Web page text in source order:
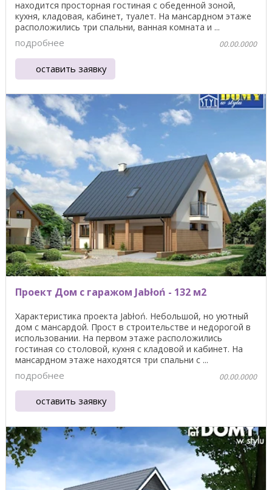
находится просторная гостиная с обеденной зоной,
кухня, кладовая, кабинет, туалет. На мансардном этаже
расположились три спальни, ванная комната и ...
подробнее 00.00.0000
оставить заявку
Проект Дом с гаражом Jabłoń - 132 м2
Характеристика проекта Jabłoń. Небольшой, но уютный
дом с мансардой. Прост в строительстве и недорогой в
использовании. На первом этаже расположились
гостиная со столовой, кухня с кладовой и кабинет. На
мансардном этаже находятся три спальни с ...
подробнее 00.00.0000
оставить заявку